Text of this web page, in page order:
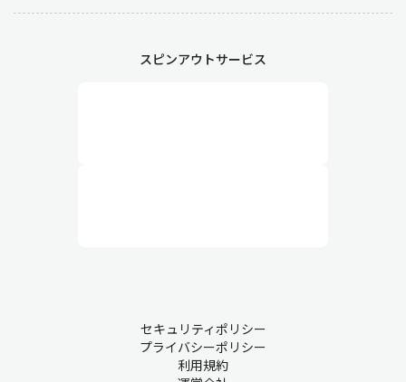
スピンアウトサービス
セキュリティポリシー
プライバシーポリシー
利用規約